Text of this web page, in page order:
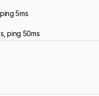
, ping 5ms
, ping 50ms